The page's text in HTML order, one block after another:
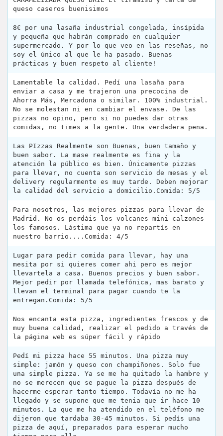
queso caseros buenisimos
8€ por una lasaña industrial congelada, insípida
y pequeña que habrán comprado en cualquier
supermercado. Y por lo que veo en las reseñas, no
soy el único al que le ha pasado. Buenas
prácticas y buen respeto al cliente!
Lamentable la calidad. Pedí una lasaña para
enviar a casa y me trajeron una precocina de
Ahorra Más, Mercadona o similar. 100% industrial.
No se molestan ni en cambiar el envase. De las
pizzas no opino, pero si no puedes dar otras
comidas, no times a la gente. Una verdadera pena.
Las PIzzas Realmente son Buenas, buen tamaño y
buen sabor. La mase realmente es fina y la
atención la público es bien. Únicamente pizzas
para llevar, no cuenta son servicio de mesas y el
delivery regularmente es muy tarde. Deben mejorar
la calidad del servicio a domicilio.Comida: 5/5
Para nosotros, las mejores pizzas para llevar de
Madrid. No os perdáis los volcanes mini calzones
los famosos. Lástima que ya no repartís en
nuestro barrio....Comida: 4/5
Lugar para pedir comida para llevar, hay una
mesita por si quieres comer ahi pero es mejor
llevartela a casa. Buenos precios y buen sabor.
Mejor pedir por llamada telefónica, mas barato y
llevan el terminal para pagar cuando te la
entregan.Comida: 5/5
Nos encanta esta pizza, ingredientes frescos y de
muy buena calidad, realizar el pedido a través de
la página web es súper fácil y rápido
Pedí mi pizza hace 55 minutos. Una pizza muy
simple: jamón y queso con champiñones. Solo fue
una simple pizza. Ya se me ha quitado la hambre y
no se merecen que se pague la pizza después de
hacerme esperar tanto tiempo. Todavía no me ha
llegado y se supone que me tenia que ir hace 10
minutos. La que me ha atendido en el teléfono me
dijeron que tardaba 30-45 minutos. Si pedís una
pizza de aquí, preparados para esperar mucho